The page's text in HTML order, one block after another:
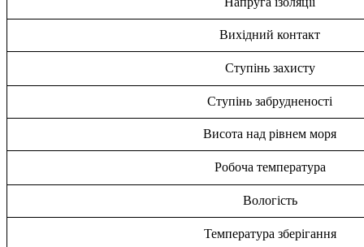
Вихідний контакт
Ступінь захисту
Ступінь забрудненості
Висота над рівнем моря
Робоча температура
Вологість
Температура зберігання